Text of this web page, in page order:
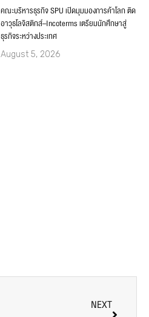
คณะบริหารธุรกิจ SPU เปิดมุมมองการค้าโลก ติด
อาวุธโลจิสติกส์–Incoterms เตรียมนักศึกษาสู่
ธุรกิจระหว่างประเทศ
August 5, 2026
NEXT